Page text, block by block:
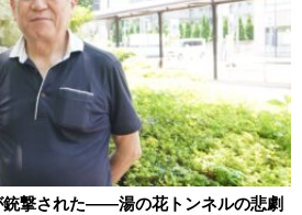
銃撃された――湯の花トンネルの悲劇